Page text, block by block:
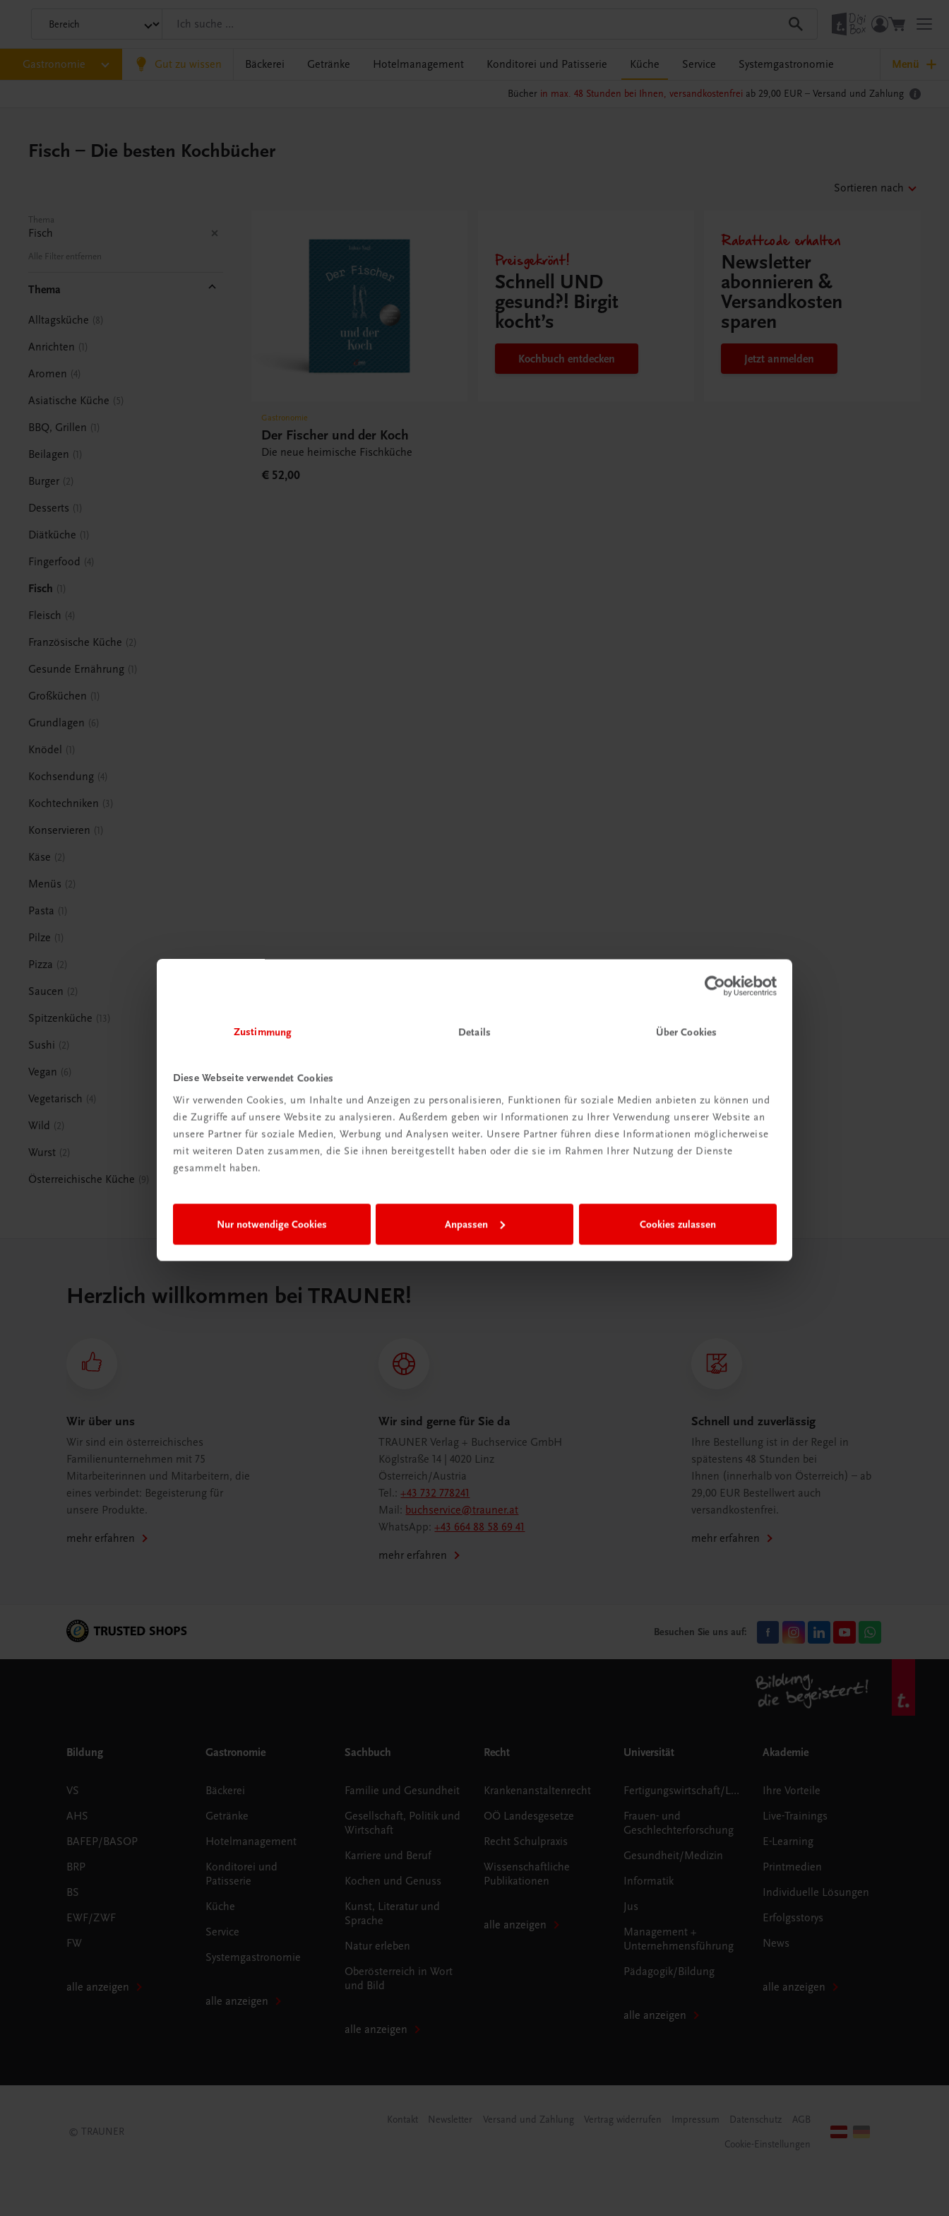
Zustimmung Details Über Cookies
Diese Webseite verwendet Cookies
Wir verwenden Cookies, um Inhalte und Anzeigen zu personalisieren, Funktionen für soziale Medien anbieten zu können und
die Zugriffe auf unsere Website zu analysieren. Außerdem geben wir Informationen zu Ihrer Verwendung unserer Website an
unsere Partner für soziale Medien, Werbung und Analysen weiter. Unsere Partner führen diese Informationen möglicherweise
mit weiteren Daten zusammen, die Sie ihnen bereitgestellt haben oder die sie im Rahmen Ihrer Nutzung der Dienste
gesammelt haben.
Nur notwendige Cookies Anpassen Cookies zulassen
Gastronomie Gut zu wissen Bäckerei Getränke Hotelmanagement Konditorei und Patisserie Küche Service Systemgastronomie Menü
Bücher in max. 48 Stunden bei Ihnen, versandkostenfrei ab 29,00 EUR – Versand und Zahlung
Fisch – Die besten Kochbücher
Sortieren nach
Thema
Fisch
Alle Filter entfernen
Thema
Alltagsküche 8
Anrichten 1
Aromen 4
Asiatische Küche 5
BBQ, Grillen 1
Beilagen 1
Burger 2
Desserts 1
Diätküche 1
Fingerfood 4
Fisch 1
Fleisch 4
Französische Küche 2
Gesunde Ernährung 1
Großküchen 1
Grundlagen 6
Knödel 1
Kochsendung 4
Kochtechniken 3
Konservieren 1
Käse 2
Menüs 2
Pasta 1
Pilze 1
Pizza 2
Saucen 2
Spitzenküche 13
Sushi 2
Vegan 6
Vegetarisch 4
Wild 2
Wurst 2
Österreichische Küche 9
Gastronomie
Der Fischer und der Koch
Die neue heimische Fischküche
€ 52,00
Preisgekrönt!
Schnell UND
gesund?! Birgit
kocht’s
Kochbuch entdecken
Rabattcode erhalten
Newsletter
abonnieren &
Versandkosten
sparen
Jetzt anmelden
Herzlich willkommen bei TRAUNER!
Wir über uns
Wir sind ein österreichisches
Familienunternehmen mit 75
Mitarbeiterinnen und Mitarbeitern, die
eines verbindet: Begeisterung für
unsere Produkte.
mehr erfahren
Wir sind gerne für Sie da
TRAUNER Verlag + Buchservice GmbH
Köglstraße 14 | 4020 Linz
Österreich/Austria
Tel.:+43 732 778241
Mail: buchservice@trauner.at
WhatsApp:+43 664 88 58 69 41
mehr erfahren
Schnell und zuverlässig
Ihre Bestellung ist in der Regel in
spätestens 48 Stunden bei
Ihnen (innerhalb von Österreich) – ab
29,00 EUR Bestellwert auch
versandkostenfrei.
mehr erfahren
Besuchen Sie uns auf:
Bildung
VS
AHS
BAFEP/BASOP
BRP
BS
EWF/ZWF
FW
alle anzeigen
Gastronomie
Bäckerei
Getränke
Hotelmanagement
Konditorei und
Patisserie
Küche
Service
Systemgastronomie
alle anzeigen
Sachbuch
Familie und Gesundheit
Gesellschaft, Politik und
Wirtschaft
Karriere und Beruf
Kochen und Genuss
Kunst, Literatur und
Sprache
Natur erleben
Oberösterreich in Wort
und Bild
alle anzeigen
Recht
Krankenanstaltenrecht
OÖ Landesgesetze
Recht Schulpraxis
Wissenschaftliche
Publikationen
alle anzeigen
Universität
Fertigungswirtschaft/Logistik
Frauen- und
Geschlechterforschung
Gesundheit/Medizin
Informatik
Jus
Management +
Unternehmensführung
Pädagogik/Bildung
alle anzeigen
Akademie
Ihre Vorteile
Live-Trainings
E-Learning
Printmedien
Individuelle Lösungen
Erfolgsstorys
News
alle anzeigen
© TRAUNER
Kontakt Newsletter Versand und Zahlung Vertrag widerrufen Impressum Datenschutz AGB
Cookie-Einstellungen